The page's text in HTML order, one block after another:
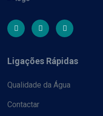
Ligações Rápidas
Qualidade da Água
Contactar